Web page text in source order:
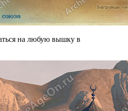
на любую вышку в